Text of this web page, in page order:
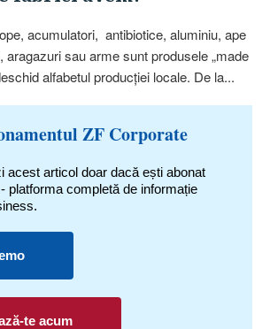
acumulatori, antibiotice, aluminiu, ape
aragazuri sau arme sunt produsele „made
alfabetul producţiei locale. De la...
ZF Corporate
acest articol doar dacă ești abonat
platforma completă de informație
te acum